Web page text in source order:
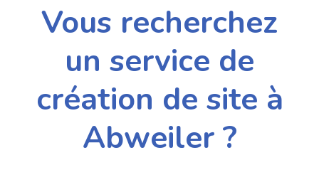
Vous recherchez
un service de
création de site à
Abweiler ?